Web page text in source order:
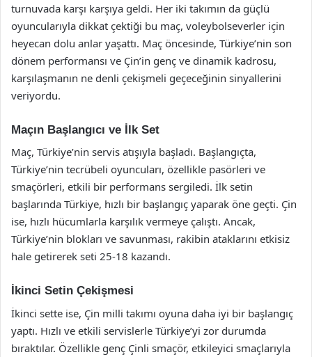
turnuvada karşı karşıya geldi. Her iki takımın da güçlü
oyuncularıyla dikkat çektiği bu maç, voleybolseverler için
heyecan dolu anlar yaşattı. Maç öncesinde, Türkiye’nin son
dönem performansı ve Çin’in genç ve dinamik kadrosu,
karşılaşmanın ne denli çekişmeli geçeceğinin sinyallerini
veriyordu.
Maçın Başlangıcı ve İlk Set
Maç, Türkiye’nin servis atışıyla başladı. Başlangıçta,
Türkiye’nin tecrübeli oyuncuları, özellikle pasörleri ve
smaçörleri, etkili bir performans sergiledi. İlk setin
başlarında Türkiye, hızlı bir başlangıç yaparak öne geçti. Çin
ise, hızlı hücumlarla karşılık vermeye çalıştı. Ancak,
Türkiye’nin blokları ve savunması, rakibin ataklarını etkisiz
hale getirerek seti 25-18 kazandı.
İkinci Setin Çekişmesi
İkinci sette ise, Çin milli takımı oyuna daha iyi bir başlangıç
yaptı. Hızlı ve etkili servislerle Türkiye’yi zor durumda
bıraktılar. Özellikle genç Çinli smaçör, etkileyici smaçlarıyla